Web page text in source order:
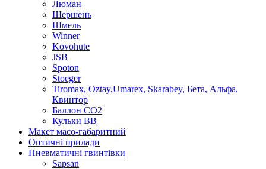
Люман
Шершень
Шмель
Winner
Kovohute
JSB
Spoton
Stoeger
Tiromax, Oztay,Umarex, Skarabey, Бета, Альфа,
Квинтор
Баллон CO2
Кульки ВВ
Макет масо-габаритний
Оптичні прилади
Пневматичні гвинтівки
Sapsan